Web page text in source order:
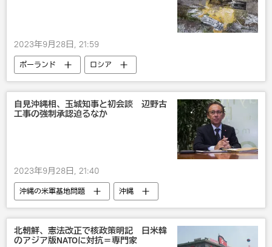
2023年9月28日, 21:59
ポーランド
ロシア
災害・事故・事件
ウクライナ
自見沖縄相、玉城知事と初会談 辺野古
工事の強制承認迫るなか
2023年9月28日, 21:40
沖縄の米軍基地問題 沖縄
北朝鮮、憲法改正で核政策明記 日米韓
のアジア版NATOに対抗＝専門家